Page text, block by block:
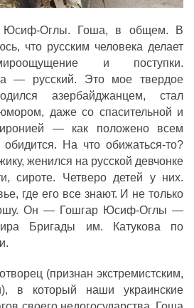
ул. Ковальская, д. 5
(4862) 77-88-99
Регистрация
Юсиф-Оглы. Гоша, в общем. В
что русским человека делает
и поступки.
— русский. Это мое твердое
азербайджанцем, стал
даже со спасительной и
— как положено всем
На что обижаться-то?
женился на русской девчонке
сироте. Четверо детей у них.
где его все знают. И не только
Он — Гошгар Юсиф-Оглы —
Бригады им. Катукова по
(признан экстремистским,
в который наши украинские